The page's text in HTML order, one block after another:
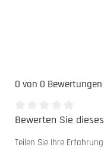
0 von 0 Bewertungen
Durchschnittliche
Bewerten Sie
Teilen Sie Ihre